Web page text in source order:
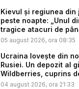
Kievul și regiunea din
peste noapte: „Unul
tragice atacuri de
05 august 2026, ora 08:35
Ucraina lovește din
Rusiei. Un depozit al
Wildberries, cuprins
04 august 2026, ora 21:33